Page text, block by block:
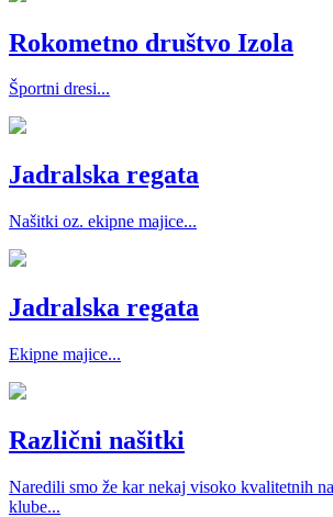
Rokometno društvo Izola
Športni dresi...
Jadralska regata
Našitki oz. ekipne majice...
Jadralska regata
Ekipne majice...
Različni našitki
Naredili smo že kar nekaj visoko kvalitetnih
klube...